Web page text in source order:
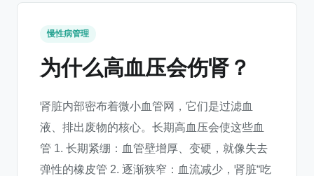
慢性病管理
为什么高血压会伤肾？
肾脏内部密布着微小血管网，它们是过滤血
液、排出废物的核心。长期高血压会使这些血
管 1. 长期紧绷：血管壁增厚、变硬，就像失去
弹性的橡皮管 2. 逐渐狭窄：血流减少，肾脏“吃